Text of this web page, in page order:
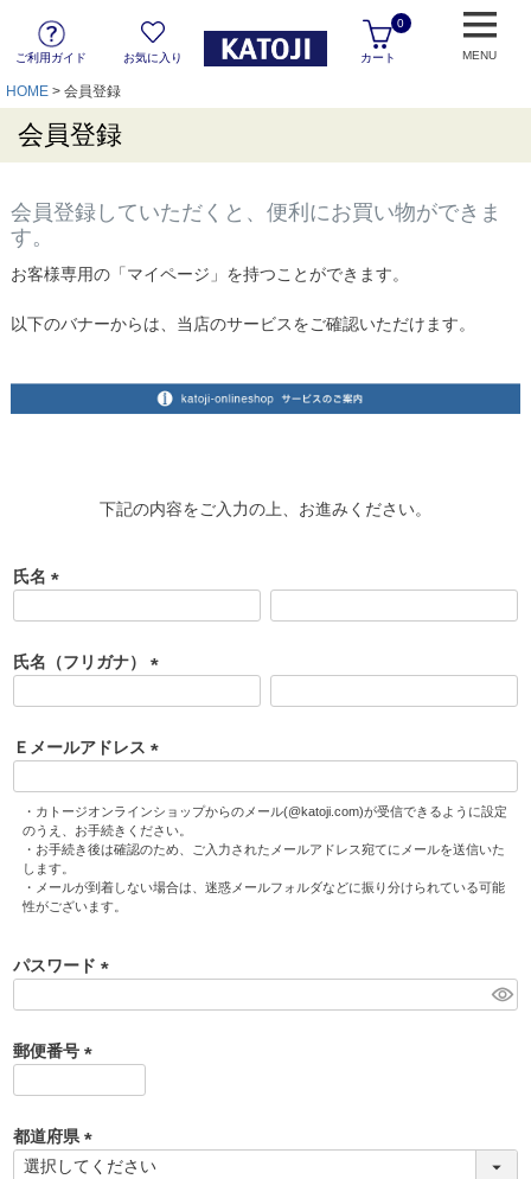
ご利用ガイド お気に入り カート
0
MENU
HOME 会員登録
会員登録
会員登録していただくと、便利にお買い物ができま
す。
お客様専用の「マイページ」を持つことができます。
以下のバナーからは、当店のサービスをご確認いただけます。
下記の内容をご入力の上、お進みください。
氏名
須
)
氏名（フリガナ）
須
)
Ｅメールアドレス
必
須
)
・カトージオンラインショップからのメール(@katoji.com)が受信できるように設定
のうえ、お手続きください。
・お手続き後は確認のため、ご入力されたメールアドレス宛てにメールを送信いた
します。
・メールが到着しない場合は、迷惑メールフォルダなどに振り分けられている可能
性がございます。
パスワード
)
郵便番号
須
)
都道府県
(